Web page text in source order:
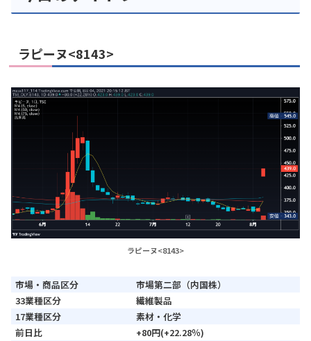
ラピーヌ<8143>
ラピーヌ<8143>
市場・商品区分
市場第二部（内国株）
33業種区分
繊維製品
17業種区分
素材・化学
前日比
+80円(+22.28％)